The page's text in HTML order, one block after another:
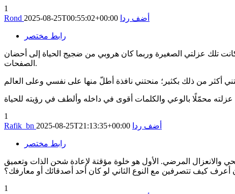
1
Rond 2025-08-25T00:55:02+00:00 أضف ردا
رابط مختصر
تلك عزلتي الصغيرة وربما كان هروبي من ضجيج الحياة إلى أحضان
الصفحات.
1
Rafik_bn 2025-08-25T21:13:35+00:00 أضف ردا
رابط مختصر
والانعزال المرضي. الأول هو خلوة مؤقتة لإعادة شحن الذات وتعميق
أعرف كيف تتصرفين مع النوع الثاني لو كان أحد أصدقائك أو معارفك؟
1